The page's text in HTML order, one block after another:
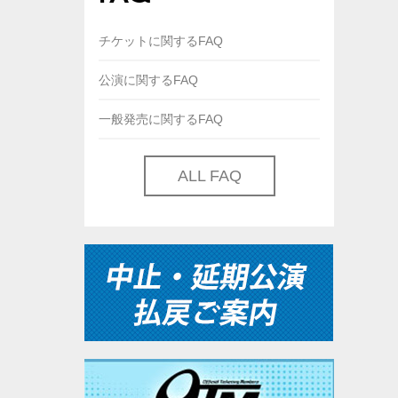
チケットに関するFAQ
公演に関するFAQ
一般発売に関するFAQ
ALL FAQ